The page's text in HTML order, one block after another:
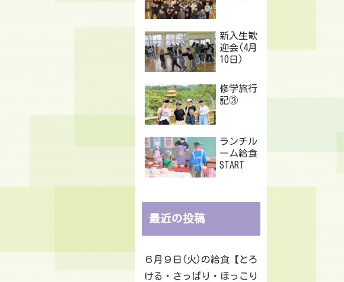
新入生歓
迎会(4月
10日)
修学旅行
記③
ランチル
ーム給食
START
最近の投稿
６月９日(火)の給食【とろ
ける・さっぱり・ほっこり